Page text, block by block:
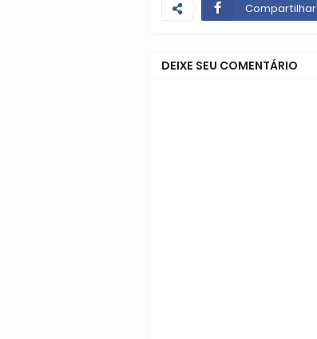
Compartilhar
DEIXE SEU COMENTÁRIO